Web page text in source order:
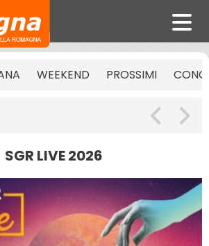
WEEKEND PROSSIMI
SGR LIVE 2026